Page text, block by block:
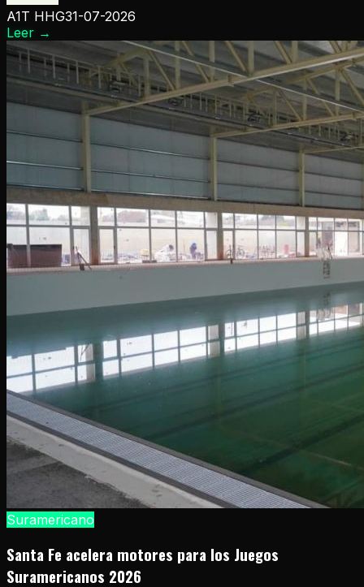
A1T HHG31-07-2026
Leer →
Suramericano
Santa Fe acelera motores para los Juegos
Suramericanos 2026